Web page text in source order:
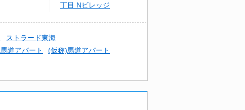
丁目 Nビレッジ
ストラード東海
道アパート
(仮称)馬道アパート